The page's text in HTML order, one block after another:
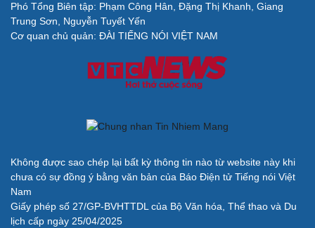
Cải chính
Phó Tổng Biên tập: Phạm Công Hân, Đặng Thị Khanh, Giang
Trung Sơn, Nguyễn Tuyết Yến
Cơ quan chủ quản: ĐÀI TIẾNG NÓI VIỆT NAM
Không được sao chép lại bất kỳ thông tin nào từ website này khi
chưa có sự đồng ý bằng văn bản của Báo Điện tử Tiếng nói Việt
Nam
Giấy phép số 27/GP-BVHTTDL của Bộ Văn hóa, Thể thao và Du
lịch cấp ngày 25/04/2025